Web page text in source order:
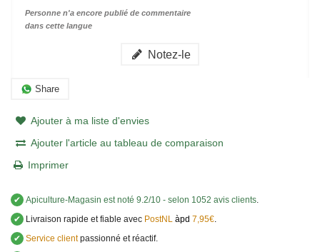
Personne n'a encore publié de commentaire
dans cette langue
Notez-le
Share
Ajouter à ma liste d'envies
Ajouter l'article au tableau de comparaison
Imprimer
✔ Apiculture-Magasin est noté 9.2/10 - selon 1052 avis clients.
✔
Livraison rapide et fiable avec PostNL àpd 7,95€.
✔ Service clientpassionné et réactif.